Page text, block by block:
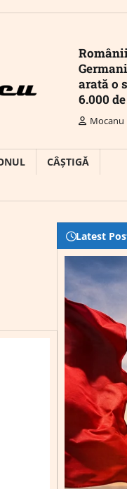
arată o
6.000
Mocanu
CÂȘTIGĂ
Latest